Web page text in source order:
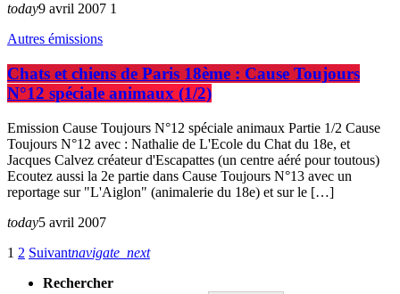
today9 avril 2007 1
Autres émissions
Chats et chiens de Paris 18ème : Cause Toujours
N°12 spéciale animaux (1/2)
Emission Cause Toujours N°12 spéciale animaux Partie 1/2 Cause
Toujours N°12 avec : Nathalie de L'Ecole du Chat du 18e, et
Jacques Calvez créateur d'Escapattes (un centre aéré pour toutous)
Ecoutez aussi la 2e partie dans Cause Toujours N°13 avec un
reportage sur "L'Aiglon" (animalerie du 18e) et sur le […]
today5 avril 2007
1 2 Suivantnavigate_next
Rechercher